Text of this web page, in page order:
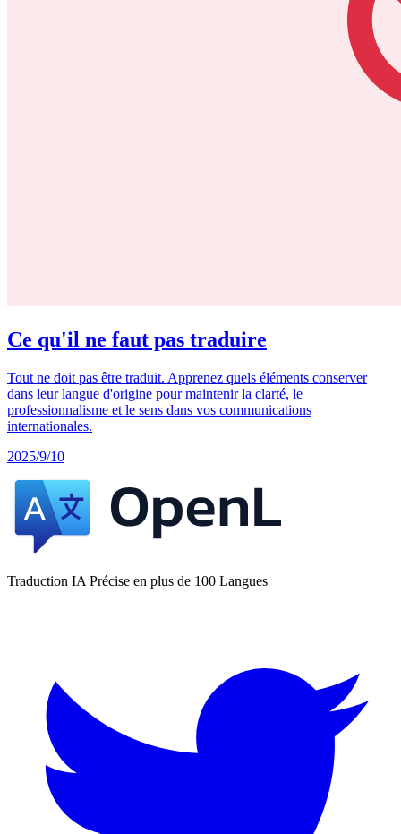
Ce qu'il ne faut pas traduire
Tout ne doit pas être traduit. Apprenez quels éléments conserver
dans leur langue d'origine pour maintenir la clarté, le
professionnalisme et le sens dans vos communications
internationales.
2025/9/10
Traduction IA Précise en plus de 100 Langues